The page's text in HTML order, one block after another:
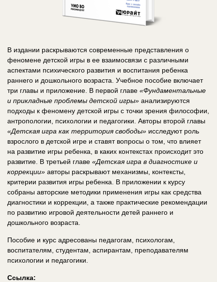
В издании раскрываются современные представления о
феномене детской игры в ее взаимосвязи с различными
аспектами психического развития и воспитания ребенка
раннего и дошкольного возраста. Учебное пособие включает
три главы и приложение. В первой главе «Фундаментальные
и прикладные проблемы детской игры» анализируются
подходы к феномену детской игры с точки зрения философии,
антропологии, психологии и педагогики. Авторы второй главы
«Детская игра как территория свободы» исследуют роль
взрослого в детской игре и ставят вопросы о том, что влияет
на развитие игры ребенка, в каких контекстах происходит это
развитие. В третьей главе «Детская игра в диагностике и
коррекции» авторы раскрывают механизмы, контексты,
критерии развития игры ребенка. В приложении к курсу
собраны авторские методики применения игры как средства
диагностики и коррекции, а также практические рекомендации
по развитию игровой деятельности детей раннего и
дошкольного возраста.
Пособие и курс адресованы педагогам, психологам,
воспитателям, студентам, аспирантам, преподавателям
психологии и педагогики.
Ссылка: